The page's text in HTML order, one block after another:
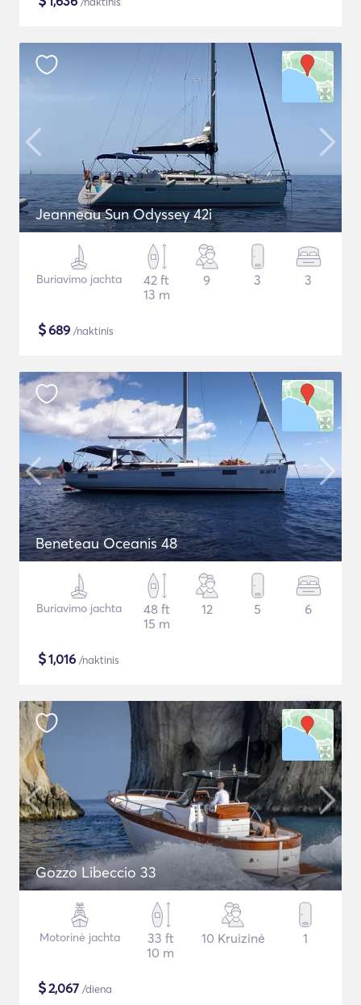
Jeanneau Sun Odyssey 42i
Buriavimo jachta
42 ft
13 m
9 3 3
$689 /naktinis
Beneteau Oceanis 48
Buriavimo jachta
48 ft
15 m
12 5 6
$1,016 /naktinis
Gozzo Libeccio 33
Motorinė jachta
33 ft
10 m
10 Kruizinė 1
$2,067 /diena